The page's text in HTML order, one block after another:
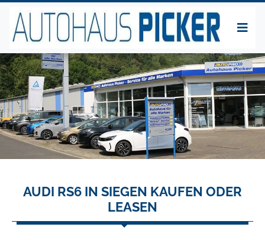
AUDI RS6 IN SIEGEN KAUFEN ODER
LEASEN